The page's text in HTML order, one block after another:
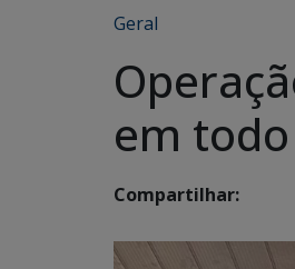
Geral
em
Compartilhar: